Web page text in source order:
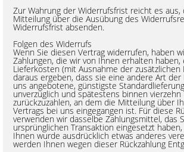
Zur Wahrung der Widerrufsfrist reicht es aus,
Mitteilung über die Ausübung des
Widerrufsfrist absenden.
Folgen des Widerrufs
Wenn Sie diesen Vertrag widerrufen, haben
Zahlungen, die wir von Ihnen erhalten
Lieferkosten (mit Ausnahme der zusätzlichen
daraus ergeben, dass sie eine andere Art der
uns angebotene, günstigste
unverzüglich und spätestens binnen vierzehn
zurückzuzahlen, an dem die Mitteilung über
Vertrags bei uns eingegangen ist. Für diese
verwenden wir dasselbe Zahlungsmittel, das
ursprünglichen Transaktion eingesetzt
Ihnen wurde ausdrücklich etwas anderes
werden Ihnen wegen dieser Rückzahlung